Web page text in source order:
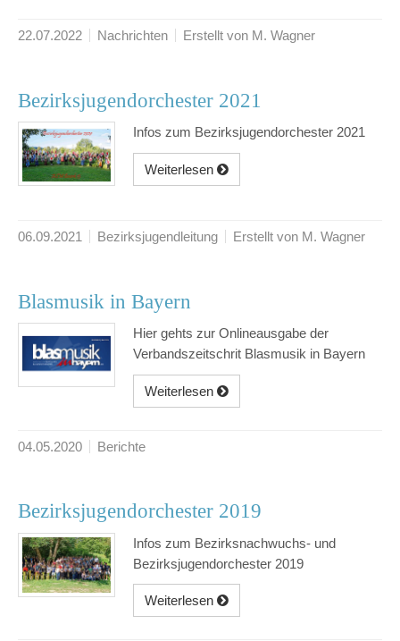
22.07.2022 Nachrichten Erstellt von M. Wagner
Bezirksjugendorchester 2021
Infos zum Bezirksjugendorchester 2021
Weiterlesen
06.09.2021 Bezirksjugendleitung Erstellt von M. Wagner
Blasmusik in Bayern
Hier gehts zur Onlineausgabe der
Verbandszeitschrit Blasmusik in Bayern
Weiterlesen
04.05.2020 Berichte
Bezirksjugendorchester 2019
Infos zum Bezirksnachwuchs- und
Bezirksjugendorchester 2019
Weiterlesen